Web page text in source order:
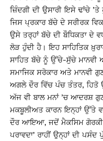
ਜ਼ਿੰਦਗੀ ਦੀ ਉਸਾਰੀ ਇਸੇ ਢਾਂਚੇ ’ਤੇ
ਜਿਸ ਪ੍ਰਕਾਰ ਬੱਚੇ ਦੇ ਸਰੀਰਕ
ਉਸੇ ਤਰ੍ਹਾਂ ਬੱਚੇ ਦੀ ਬੌਧਿਕਤਾ ਦੇ
ਲੋੜ ਹੁੰਦੀ ਹੈ। ਇਹ ਸਾਹਿਤਿਕ
ਸਾਹਿਤ ਬੱਚੇ ਨੂੰ ਉੱਚੇ-ਸੁੱਚੇ ਮਾਨਵੀ
ਸਮਾਜਿਕ ਸਰੋਕਾਰ ਅਤੇ ਮਾਨਵੀ
ਅਗਲੇ ਦੌਰ ਵਿੱਚ ਪੰਚ ਤੰਤਰ,
ਅੱਜ ਵੀ ਬਾਲ ਮਨਾਂ ’ਚ ਆਦਰਸ਼
ਮਕਬੂਲੀਅਤ ਕਾਰਨ ਇਨ੍ਹਾਂ ਉੱਤੇ
ਦੌਰ ਆਇਆ, ਜਦੋਂ ਮੈਕਸਿਮ
ਪਰਾਵਦਾ’ ਰਾਹੀਂ ਉਨ੍ਹਾਂ ਦੀ